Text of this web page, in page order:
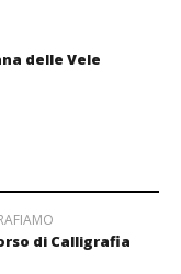
delle Vele
di Calligrafia